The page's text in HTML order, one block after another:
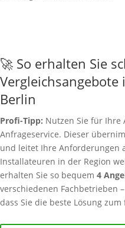
🚀 So erhalten Sie
Vergleichsangebote
Berlin
Profi-Tipp: Nutzen Sie für Ihre
Anfrageservice. Dieser
und leitet Ihre Anforderungen
Installateuren in der Region
erhalten Sie so bequem 4
verschiedenen Fachbetrieben
dass Sie die beste Lösung